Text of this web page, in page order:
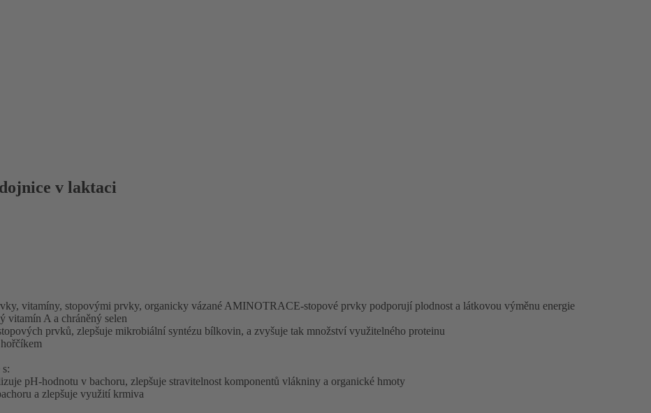
v laktaci
vitamíny, stopovými prvky, organicky vázané AMINOTRACE-stopové prvky podporují plodnost a látkovou výměnu energie
A a chráněný selen
prvků, zlepšuje mikrobiální syntézu bílkovin, a zvyšuje tak množství využitelného proteinu
pH-hodnotu v bachoru, zlepšuje stravitelnost komponentů vlákniny a organické hmoty
a zlepšuje využití krmiva